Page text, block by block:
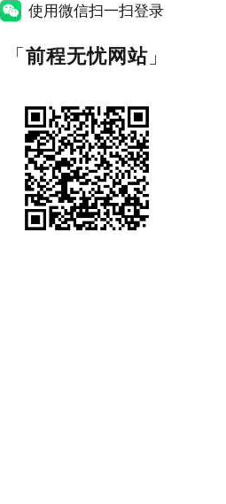
使用微信扫一扫登录
「前程无忧网站」